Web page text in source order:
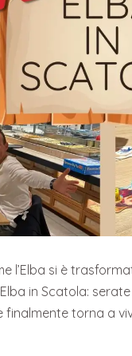
l’Elba si è
in Scatola:
finalmente torna a